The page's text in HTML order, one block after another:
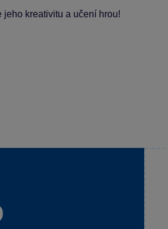
kreativitu a učení hrou!